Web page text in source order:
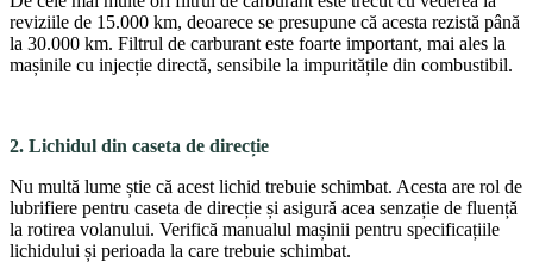
reviziile de 15.000 km, deoarece se presupune că acesta rezistă până
la 30.000 km. Filtrul de carburant este foarte important, mai ales la
mașinile cu injecție directă, sensibile la impuritățile din combustibil.
2. Lichidul din caseta de direcție
Nu multă lume știe că acest lichid trebuie schimbat. Acesta are rol de
lubrifie­re pentru caseta de direcție și asigură acea senzație de fluență
la rotirea volanului. Verifică manualul mașinii pentru specificațiile
lichidu­lui și perioada la care trebuie schimbat.